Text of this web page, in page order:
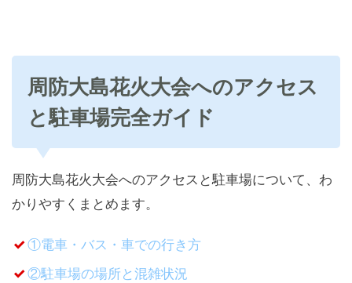
周防大島花火大会へのアクセス
と駐車場完全ガイド
周防大島花火大会へのアクセスと駐車場について、わ
かりやすくまとめます。
①電車・バス・車での行き方
②駐車場の場所と混雑状況